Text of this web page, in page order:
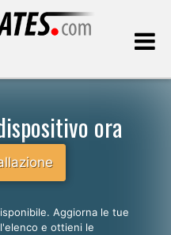
ora
Aggiorna le tue
e ottieni le